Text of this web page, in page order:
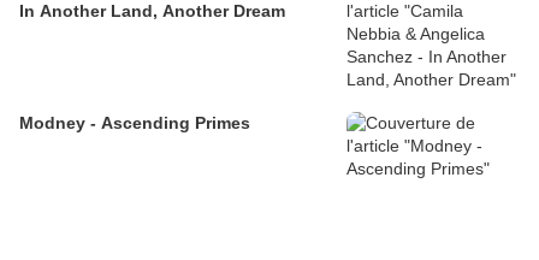
In Another Land, Another Dream
Modney - Ascending Primes